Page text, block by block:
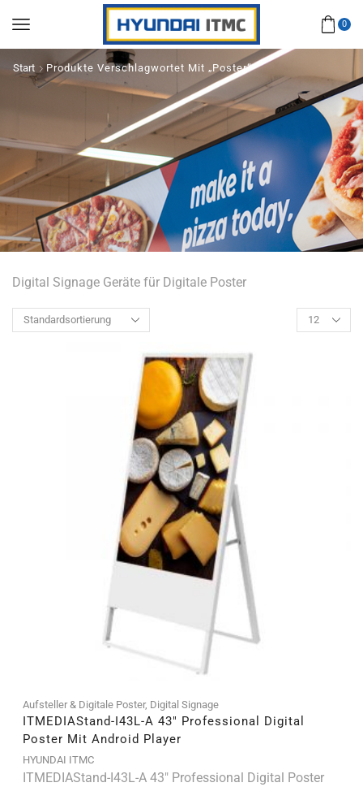
0
Start Produkte Verschlagwortet Mit „Poster“
Digital Signage Geräte für Digitale Poster
Products
Aufsteller & Digitale Poster, Digital Signage
ITMEDIAStand-I43L-A 43″ Professional Digital
Poster Mit Android Player
HYUNDAI ITMC
ITMEDIAStand-I43L-A 43" Professional Digital Poster